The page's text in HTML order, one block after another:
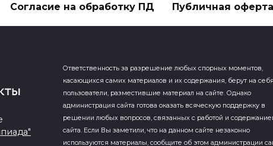
Согласие на обработку ПД Публичная оферта
Ответственность за разрешение любых спорных моментов,
касающихся самих материалов и их содержания, берут на
пользователи, разместившие материал на сайте. Однако
администрация сайта готова оказать всяческую поддержку в
решении любых вопросов, связанных с работой и
сайта. Если Вы заметили, что на данном сайте незаконно
используются материалы, сообщите об этом администрации